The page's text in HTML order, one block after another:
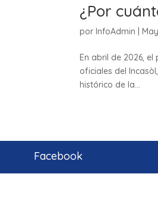
¿Por
porInfoAdmin |
En abril de 2026,
oficiales del
histórico de la...
Facebook